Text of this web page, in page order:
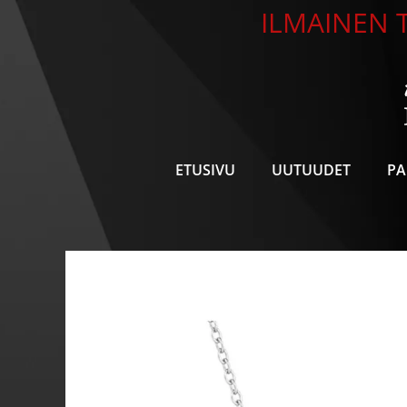
Siirry
sisältöön
ILMAINEN
ETUSIVU UUTUUDET